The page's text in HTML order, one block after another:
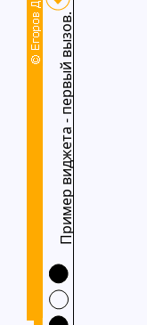
Пример виджета - первый вызов.